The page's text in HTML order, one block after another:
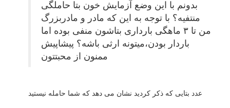
بدونم با این وضع آزمایش خون بتا حاملگی
منتفیه؟ با توجه به این که مادر و مادربزرگ
من تا ۳ ماهگی بارداری بتاشون منفی بوده اما
باردار بودن،میتونه ارثی باشه؟ پیشاپیش
ممنون از محبتتون
عدد بتایی که ذکر کردید نشان می دهد که شما حامله نیستید